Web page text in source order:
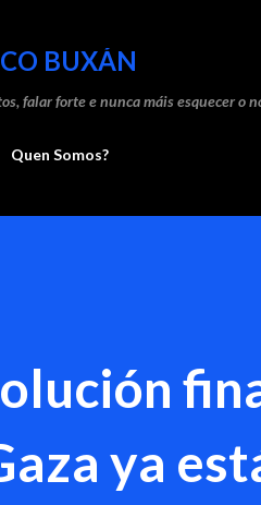
BUXÁN
falar forte e nunca máis esquecer o
Quen Somos?
ya